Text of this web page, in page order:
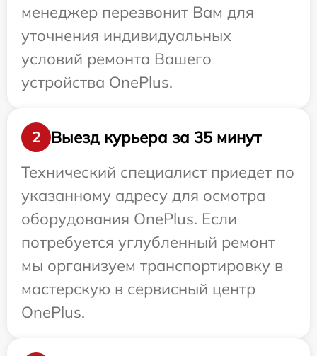
менеджер перезвонит Вам для
уточнения индивидуальных
условий ремонта Вашего
устройства OnePlus.
2
Выезд курьера за 35 минут
Технический специалист приедет по
указанному адресу для осмотра
оборудования OnePlus. Если
потребуется углубленный ремонт
мы организуем транспортировку в
мастерскую в сервисный центр
OnePlus.